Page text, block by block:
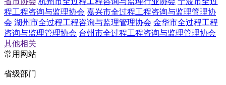
程工程咨询与监理协会 嘉兴市全过程工程咨询与监理管理协
会 湖州市全过程工程咨询与监理管理协会 金华市全过程工程
咨询与监理管理协会 台州市全过程工程咨询与监理管理协会
其他相关
常用网站
省级部门